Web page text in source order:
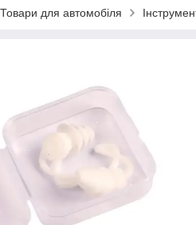
Товари для автомобіля